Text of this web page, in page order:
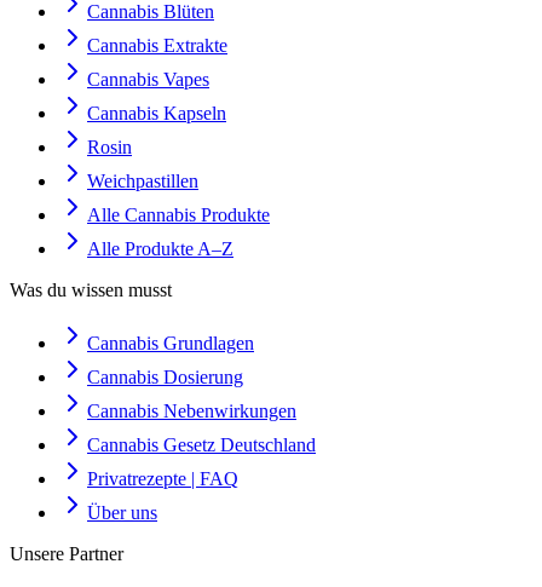
Cannabis Blüten
Cannabis Extrakte
Cannabis Vapes
Cannabis Kapseln
Rosin
Weichpastillen
Alle Cannabis Produkte
Alle Produkte A–Z
Was du wissen musst
Cannabis Grundlagen
Cannabis Dosierung
Cannabis Nebenwirkungen
Cannabis Gesetz Deutschland
Privatrezepte | FAQ
Über uns
Unsere Partner